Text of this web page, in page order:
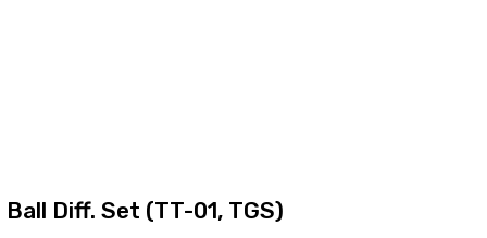
Ball Diff. Set (TT-01, TGS)